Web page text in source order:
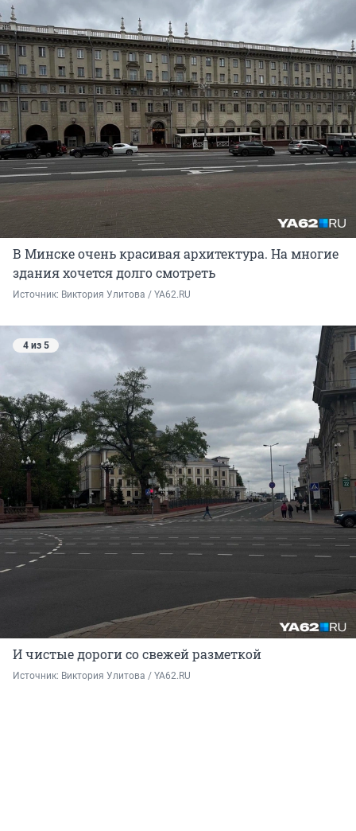
В Минске очень красивая архитектура. На многие
здания хочется долго смотреть
Источник: Виктория Улитова / YA62.RU
4 из 5
И чистые дороги со свежей разметкой
Источник: Виктория Улитова / YA62.RU